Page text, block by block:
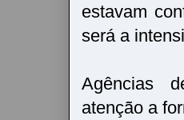
estavam
será a
Agências
atenção a